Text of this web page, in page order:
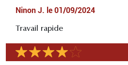
Ninon J. le 01/09/2024
Travail rapide